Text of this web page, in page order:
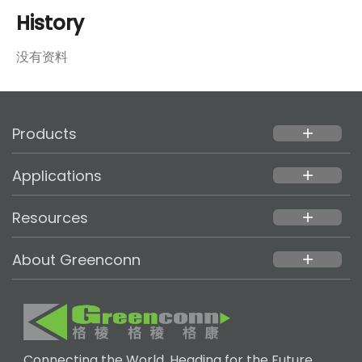
History
没有资料
Products add
Applications add
Resources add
About Greenconn add